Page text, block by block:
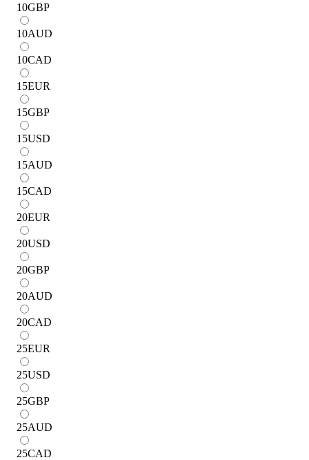
10GBP
10AUD
10CAD
15EUR
15GBP
15USD
15AUD
15CAD
20EUR
20USD
20GBP
20AUD
20CAD
25EUR
25USD
25GBP
25AUD
25CAD